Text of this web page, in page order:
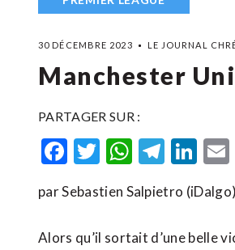
30 DÉCEMBRE 2023 LE JOURNAL
Manchester
PARTAGER SUR :
Facebook
Twitter
par Sebastien Salpietro (iDalgo)
Alors qu’il sortait d’une belle